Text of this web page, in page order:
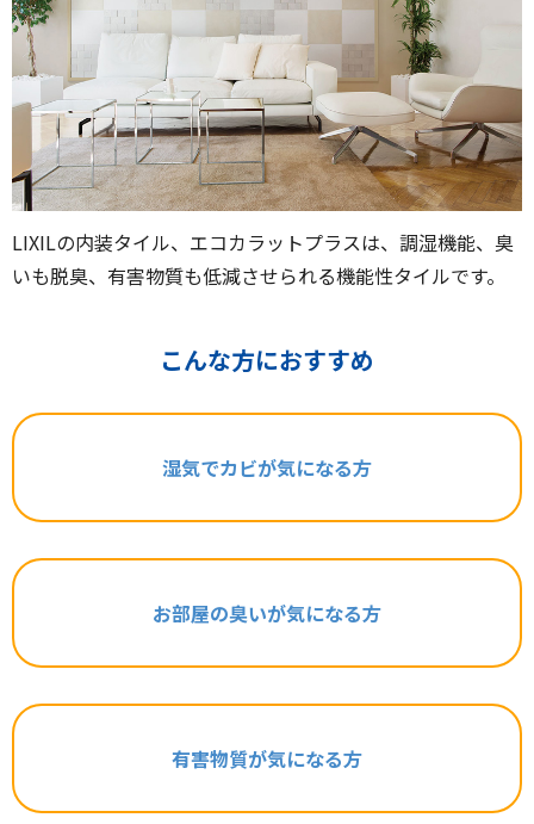
LIXILの内装タイル、エコカラットプラスは、調湿機能、臭
いも脱臭、有害物質も低減させられる機能性タイルです。
こんな方におすすめ
湿気でカビが気になる方
お部屋の臭いが気になる方
有害物質が気になる方